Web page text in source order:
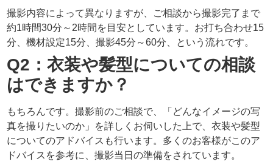
撮影内容によって異なりますが、ご相談から撮影完了まで
約1時間30分～2時間を目安としています。お打ち合わせ15
分、機材設定15分、撮影45分～60分、という流れです。
Q2：衣装や髪型についての相談
はできますか？
もちろんです。撮影前のご相談で、「どんなイメージの写
真を撮りたいのか」を詳しくお伺いした上で、衣装や髪型
についてのアドバイスも行います。多くのお客様がこのア
ドバイスを参考に、撮影当日の準備をされています。